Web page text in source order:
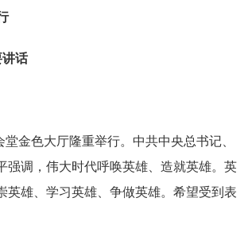
话
金色大厅隆重举行。中共中央总书记、
强调，伟大时代呼唤英雄、造就英雄。英
雄、学习英雄、争做英雄。希望受到表